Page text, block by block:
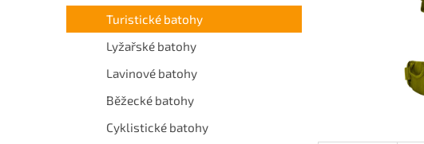
l
Turistické batohy
Lyžařské batohy
Lavinové batohy
Běžecké batohy
Cyklistické batohy